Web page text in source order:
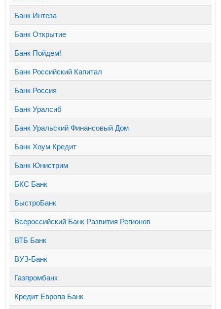
Банк Интеза
Банк Открытие
Банк Пойдем!
Банк Российский Капитал
Банк Россия
Банк Уралсиб
Банк Уральский Финансовый Дом
Банк Хоум Кредит
Банк Юнистрим
БКС Банк
БыстроБанк
Всероссийский Банк Развития Регионов
ВТБ Банк
ВУЗ-Банк
Газпромбанк
Кредит Европа Банк